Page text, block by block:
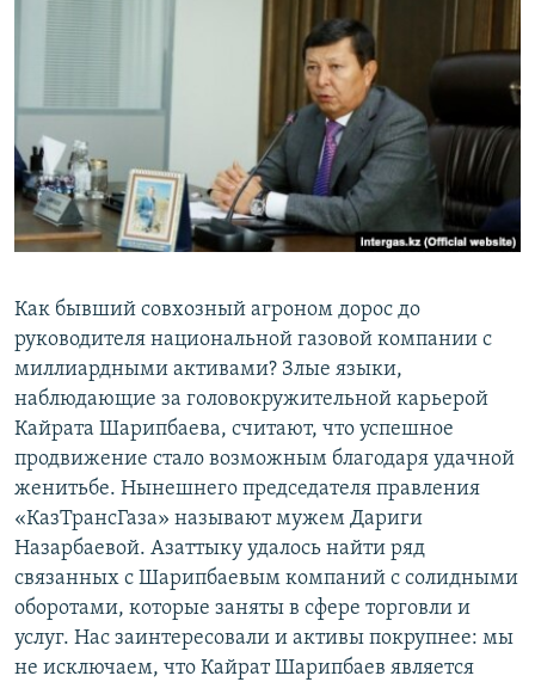
Как бывший совхозный агроном дорос до
руководителя национальной газовой компании с
миллиардными активами? Злые языки,
наблюдающие за головокружительной карьерой
Кайрата Шарипбаева, считают, что успешное
продвижение стало возможным благодаря удачной
женитьбе. Нынешнего председателя правления
«КазТрансГаза» называют мужем Дариги
Назарбаевой. Азаттыку удалось найти ряд
связанных с Шарипбаевым компаний с солидными
оборотами, которые заняты в сфере торговли и
услуг. Нас заинтересовали и активы покрупнее: мы
не исключаем, что Кайрат Шарипбаев является